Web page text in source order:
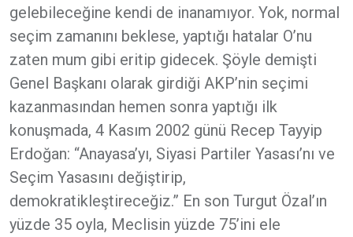
gelebileceğine kendi de inanamıyor. Yok, normal
seçim zamanını beklese, yaptığı hatalar O’nu
zaten mum gibi eritip gidecek. Şöyle demişti
Genel Başkanı olarak girdiği AKP’nin seçimi
kazanmasından hemen sonra yaptığı ilk
konuşmada, 4 Kasım 2002 günü Recep Tayyip
Erdoğan: “Anayasa’yı, Siyasi Partiler Yasası’nı ve
Seçim Yasasını değiştirip,
demokratikleştireceğiz.” En son Turgut Özal’ın
yüzde 35 oyla, Meclisin yüzde 75’ini ele